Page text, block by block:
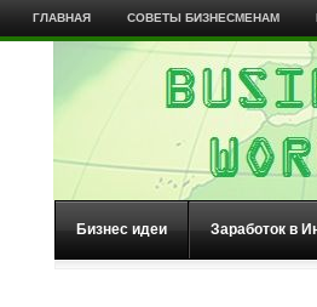
ГЛАВНАЯ СОВЕТЫ БИЗНЕСМЕНАМ
Бизнес идеи Заработок в